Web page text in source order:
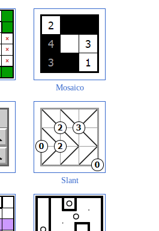
Mosaico
Slant